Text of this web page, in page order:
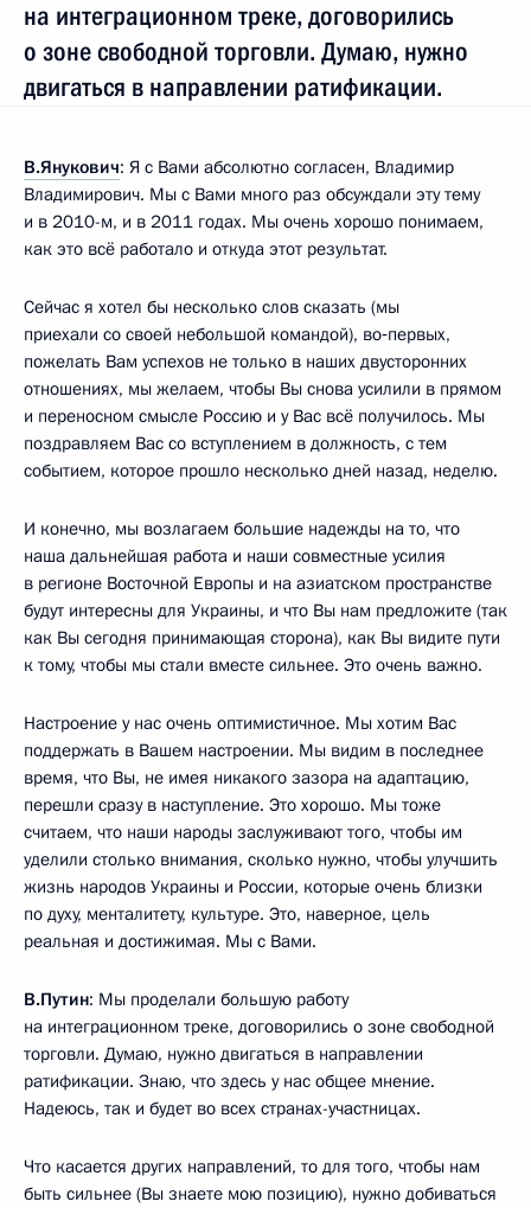
на интеграционном треке, договорились
о зоне свободной торговли. Думаю, нужно
двигаться в направлении ратификации.
В.Янукович: Я с Вами абсолютно согласен, Владимир
Владимирович. Мы с Вами много раз обсуждали эту тему
и в 2010-м, и в 2011 годах. Мы очень хорошо понимаем,
как это всё работало и откуда этот результат.
Сейчас я хотел бы несколько слов сказать (мы
приехали со своей небольшой командой), во‑первых,
пожелать Вам успехов не только в наших двусторонних
отношениях, мы желаем, чтобы Вы снова усилили в прямом
и переносном смысле Россию и у Вас всё получилось. Мы
поздравляем Вас со вступлением в должность, с тем
событием, которое прошло несколько дней назад, неделю.
И конечно, мы возлагаем большие надежды на то, что
наша дальнейшая работа и наши совместные усилия
в регионе Восточной Европы и на азиатском пространстве
будут интересны для Украины, и что Вы нам предложите (так
как Вы сегодня принимающая сторона), как Вы видите пути
к тому, чтобы мы стали вместе сильнее. Это очень важно.
Настроение у нас очень оптимистичное. Мы хотим Вас
поддержать в Вашем настроении. Мы видим в последнее
время, что Вы, не имея никакого зазора на адаптацию,
перешли сразу в наступление. Это хорошо. Мы тоже
считаем, что наши народы заслуживают того, чтобы им
уделили столько внимания, сколько нужно, чтобы улучшить
жизнь народов Украины и России, которые очень близки
по духу, менталитету, культуре. Это, наверное, цель
реальная и достижимая. Мы с Вами.
В.Путин: Мы проделали большую работу
на интеграционном треке, договорились о зоне свободной
торговли. Думаю, нужно двигаться в направлении
ратификации. Знаю, что здесь у нас общее мнение.
Надеюсь, так и будет во всех странах-участницах.
Что касается других направлений, то для того, чтобы нам
быть сильнее (Вы знаете мою позицию), нужно добиваться